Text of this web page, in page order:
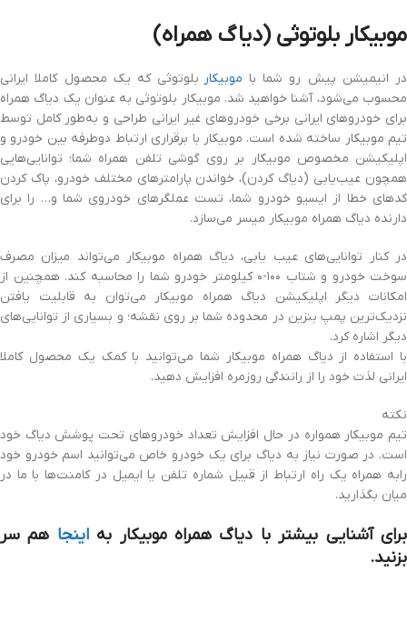
موبیکار بلوتوثی (دیاگ همراه)
در انیمیشن پیش رو شما با موبیکار بلوتوثی که یک محصول کاملا ایرانی
محسوب می‌شود، آشنا خواهید شد. موبیکار بلوتوثی به عنوان یک دیاگ همراه
برای خودروهای ایرانی برخی خودروهای غیر ایرانی طراحی و به‌طور کامل توسط
تیم موبیکار ساخته شده است. موبیکار با برقراری ارتباط دوطرفه بین خودرو و
اپلیکیشن مخصوص موبیکار بر روی گوشی تلفن همراه شما؛ توانایی‌هایی
همچون عیب‌یابی (دیاگ کردن)، خواندن پارامترهای مختلف خودرو، پاک کردن
کدهای خطا از ایسیو خودرو شما، تست عملگرهای خودروی شما و… را برای
دارنده دیاگ همراه موبیکار میسر می‌سازد.
در کنار توانایی‌های عیب یابی، دیاگ همراه موبیکار می‌تواند میزان مصرف
سوخت خودرو و شتاب ۱۰۰-۰ کیلومتر خودرو شما را محاسبه کند. همچنین از
امکانات دیگر اپلیکیشن دیاگ همراه موبیکار می‌توان به قابلیت یافتن
نزدیک‌ترین پمپ بنزین در محدوده شما بر روی نقشه؛ و بسیاری از توانایی‌های
دیگر اشاره کرد.
با استفاده از دیاگ همراه موبیکار شما می‌توانید با کمک یک محصول کاملا
ایرانی لذت خود را از رانندگی روزمره افزایش دهید.
نکته
تیم موبیکار همواره در حال افزایش تعداد خودروهای تحت پوشش دیاگ خود
است. در صورت نیاز به دیاگ برای یک خودرو خاص می‌توانید اسم خودرو خود
رابه همراه یک راه ارتباط از قبیل شماره تلفن یا ایمیل در کامنت‌ها با ما در
میان بگذارید.
برای آشنایی بیشتر با دیاگ همراه موبیکار بهاینجا هم سر
بزنید.